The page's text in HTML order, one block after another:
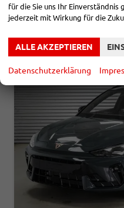
Verbrauch kombiniert:
CO2-Klasse: D
-Emissionen:
für die Sie uns Ihr Einverständnis
jederzeit mit Wirkung für die
ALLE AKZEPTIEREN
Datenschutzerklärung